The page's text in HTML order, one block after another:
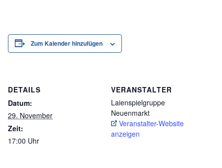
Zum Kalender hinzufügen
DETAILS
Datum:
29. November
Zeit:
17:00 Uhr
VERANSTALTER
Laienspielgruppe
Neuenmarkt
Veranstalter-Website
anzeigen